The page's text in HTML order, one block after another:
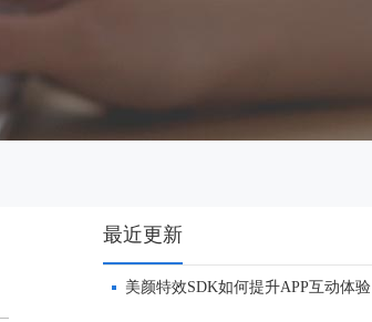
最近更新
美颜特效SDK如何提升APP互动体验